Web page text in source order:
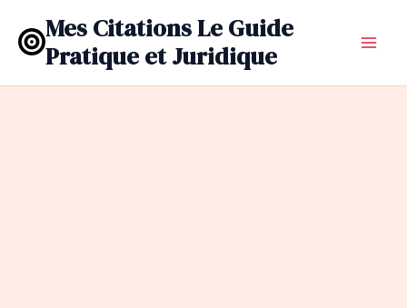
contenu
Mes Citations Le Guide
Pratique et Juridique